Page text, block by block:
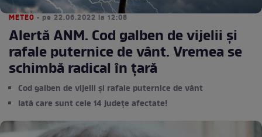
METEO • pe 22.06.2022 la 12:08
Alertă ANM. Cod galben de vijelii și
rafale puternice de vânt. Vremea se
schimbă radical în țară
Cod galben de vijelii și rafale puternice de vânt
Iată care sunt cele 14 județe afectate!